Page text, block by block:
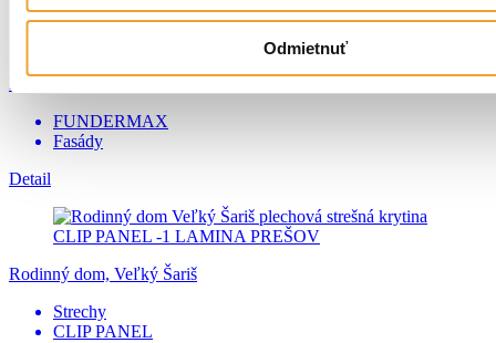
Odmietnuť
Rodinný dom s odvetranou fasádou FUNDERMAX
FUNDERMAX
Fasády
Detail
Rodinný dom, Veľký Šariš
Strechy
CLIP PANEL